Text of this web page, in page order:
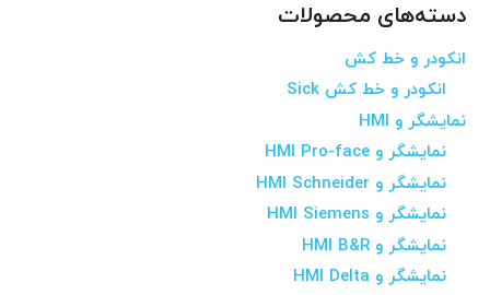
دسته‌های محصولات
انکودر و خط کش
انکودر و خط کش Sick
نمایشگر و HMI
نمایشگر و HMI Pro-face
نمایشگر و HMI Schneider
نمایشگر و HMI Siemens
نمایشگر و HMI B&R
نمایشگر و HMI Delta